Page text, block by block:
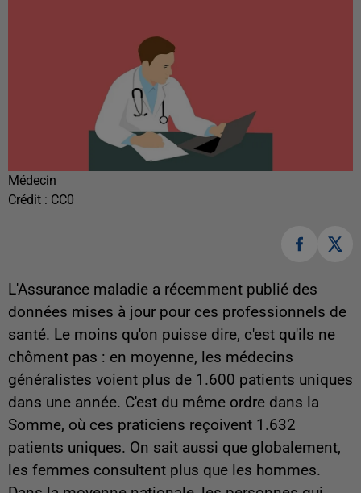
Médecin
Crédit : CC0
L'Assurance maladie a récemment publié des
données mises à jour pour ces professionnels de
santé. Le moins qu'on puisse dire, c'est qu'ils ne
chôment pas : en moyenne, les médecins
généralistes voient plus de 1.600 patients uniques
dans une année. C'est du même ordre dans la
Somme, où ces praticiens reçoivent 1.632
patients uniques. On sait aussi que globalement,
les femmes consultent plus que les hommes.